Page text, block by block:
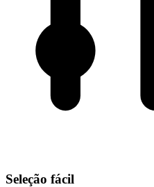
Seleção fácil